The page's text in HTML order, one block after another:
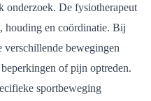
onderzoek. De fysiotherapeut
houding en coördinatie. Bij
verschillende bewegingen
of pijn optreden.
sportbeweging